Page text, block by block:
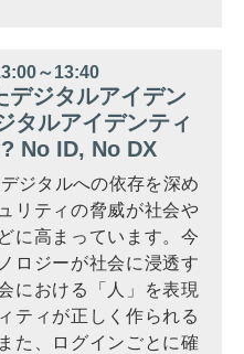
～13:40
デジタルアイデン
タルアイデンティ
No ID, No DX
ジタルへの依存を深め
リティの脅威が社会や
に高まっています。今
ロジーが社会に浸透す
における「人」を表現
ティが正しく作られる
た、ログインごとに確